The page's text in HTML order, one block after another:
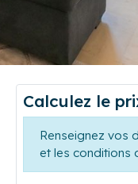
Calculez le
Renseignez vos
et les conditions